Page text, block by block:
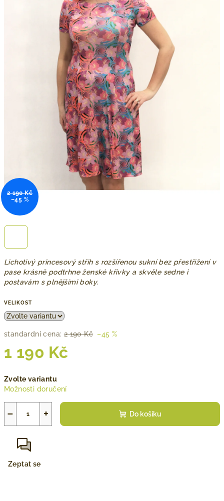
Lichotivý princesový střih s rozšířenou sukní bez přestřižení v
pase krásně podtrhne ženské křivky a skvěle sedne i
postavám s plnějšími boky.
VELIKOST
standardní cena: 2 190 Kč –45 %
1 190 Kč
cena:
Zvolte variantu
Možnosti doručení
+
− Do košíku
Zeptat se
2 190 Kč
–45 %